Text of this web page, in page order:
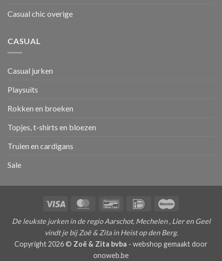
Casual chic overige
CASUAL
Casual jurken
Playsuits
Rokken en broeken
Topjes, t-shirts en bloezen
Truien en cardigans
Sale
Visa MasterCardBancontactIDeal
De leukste jurken in de regio Aarschot, Mechelen , Lier en Geel
vindt je bij Zoë & Zita in Heist op den Berg.
Copyright 2026 © Zoë & Zita bvba - webshop gemaakt door
onoweb.be